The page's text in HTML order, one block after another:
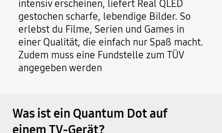
intensiv erscheinen, liefert Real QLED
gestochen scharfe, lebendige Bilder. So
erlebst du Filme, Serien und Games in
einer Qualität, die einfach nur Spaß macht.
Zudem muss eine Fundstelle zum TÜV
angegeben werden
Was ist ein Quantum Dot auf